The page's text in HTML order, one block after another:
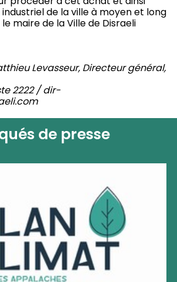
de la ville à moyen et long
maire de la Ville de Disraeli
Levasseur, Directeur général,
2222 / dir-
de presse